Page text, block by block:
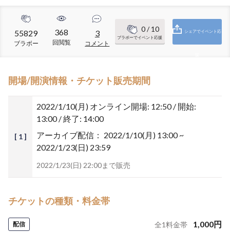
55829
ブラボー
368
回閲覧
3
コメント
0/ 10
ブラボーでイベント応援
シェアでイベント応
開場/開演情報・チケット販売期間
[ 1 ]
2022/1/10(月) オンライン開場: 12:50 / 開始:
13:00 / 終了: 14:00
アーカイブ配信： 2022/1/10(月) 13:00 ~
2022/1/23(日) 23:59
2022/1/23(日) 22:00まで販売
チケットの種類・料金帯
配信 全1料金帯 1,000円